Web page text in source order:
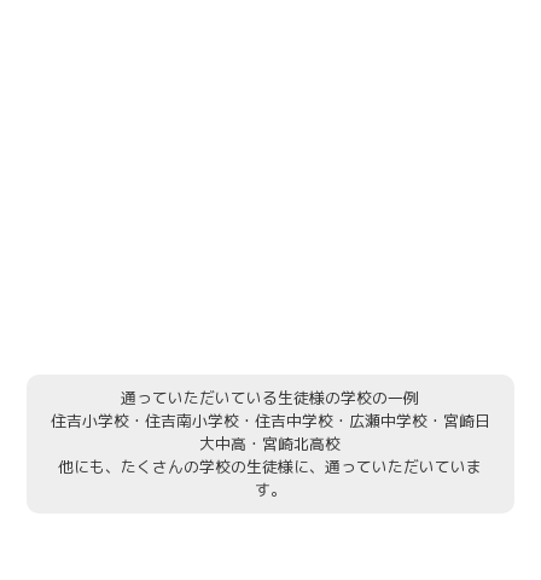
通っていただいている生徒様の学校の一例
住吉小学校・住吉南小学校・住吉中学校・広瀬中学校・宮崎日
大中高・宮崎北高校
他にも、たくさんの学校の生徒様に、通っていただいていま
す。